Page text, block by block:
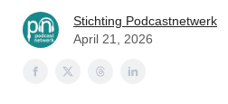
Stichting Podcastnetwerk
April 21, 2026